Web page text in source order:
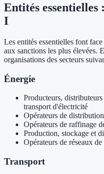
Entités essentielles
I
Les entités essentielles font
aux sanctions les plus élevées.
organisations des secteurs
Énergie
Producteurs,
transport d'électricité
Opérateurs de
Opérateurs de raffinage
Production, stockage et
Opérateurs de réseaux
Transport